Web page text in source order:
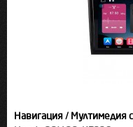
Навигация / Мултимедия